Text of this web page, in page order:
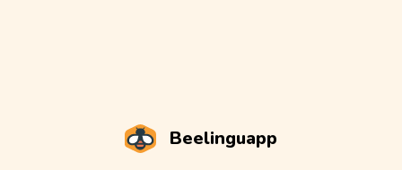
Beelinguapp